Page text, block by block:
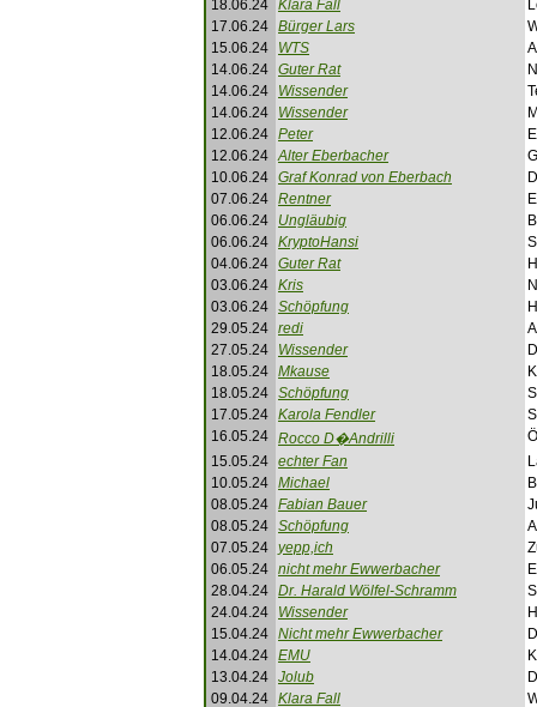
18.06.24 Klara Fall
17.06.24 Bürger Lars
15.06.24
WTS
14.06.24 Guter Rat
14.06.24
Wissender
14.06.24
Wissender
12.06.24 Peter
12.06.24 Alter Eberbacher
10.06.24 Graf Konrad von Eberbach
07.06.24 Rentner
06.06.24
Ungläubig
06.06.24 KryptoHansi
04.06.24 Guter Rat
03.06.24 Kris
03.06.24 Schöpfung
29.05.24 redi
27.05.24
Wissender
18.05.24 Mkause
18.05.24 Schöpfung
17.05.24 Karola Fendler
16.05.24 Rocco D�Andrilli
15.05.24 echter Fan
10.05.24 Michael
08.05.24 Fabian Bauer
08.05.24 Schöpfung
07.05.24 yepp,ich
06.05.24 nicht mehr Ewwerbacher
28.04.24 Dr. Harald Wölfel-Schramm
24.04.24
Wissender
15.04.24 Nicht mehr Ewwerbacher
14.04.24 EMU
13.04.24 Jolub
09.04.24 Klara Fall